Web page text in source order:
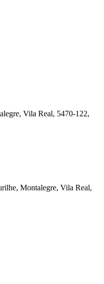
Vila Real, 5470-122,
Montalegre, Vila Real,